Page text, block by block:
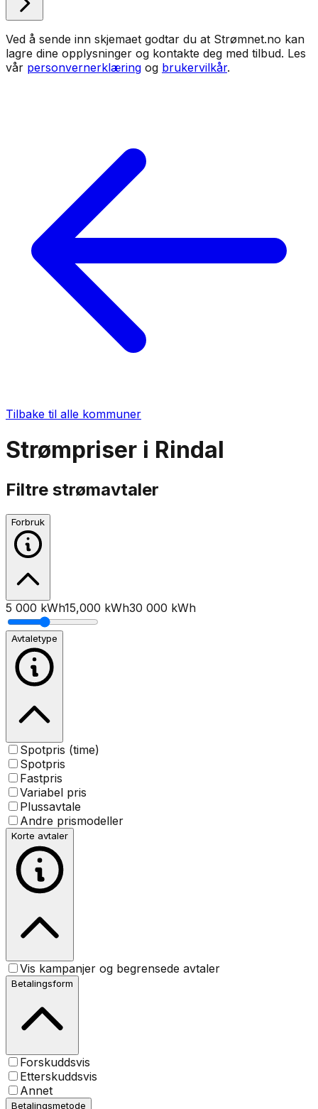
Ved å sende inn skjemaet godtar du at Strømnet.no kan
lagre dine opplysninger og kontakte deg med tilbud. Les
vår personvernerklæring og brukervilkår.
Tilbake til alle kommuner
Strømpriser i Rindal
Filtre strømavtaler
Forbruk
5 000 kWh15,000 kWh30 000 kWh
Avtaletype
Spotpris (time)
Spotpris
Fastpris
Variabel pris
Plussavtale
Andre prismodeller
Korte avtaler
Vis kampanjer og begrensede avtaler
Betalingsform
Forskuddsvis
Etterskuddsvis
Annet
Betalingsmetode